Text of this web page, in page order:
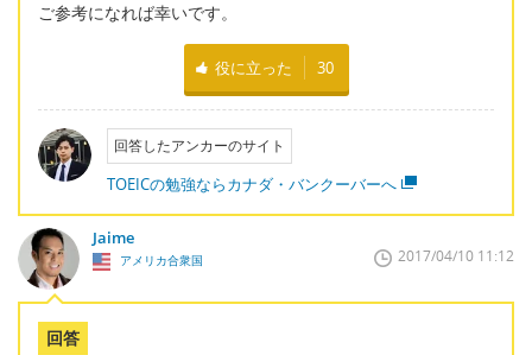
ご参考になれば幸いです。
役に立った 30
回答したアンカーのサイト
TOEICの勉強ならカナダ・バンクーバーへ
Jaime
アメリカ合衆国 2017/04/10 11:12
回答